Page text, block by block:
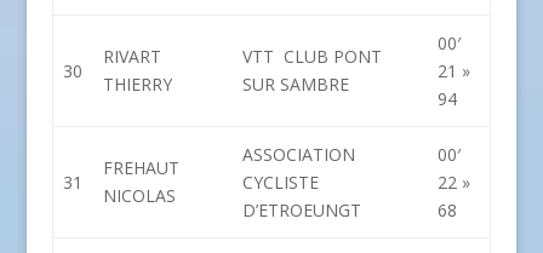
30
RIVART
THIERRY
VTT CLUB PONT
SUR SAMBRE
00′
21 »
94
31
FREHAUT
NICOLAS
ASSOCIATION
CYCLISTE
D’ETROEUNGT
00′
22 »
68